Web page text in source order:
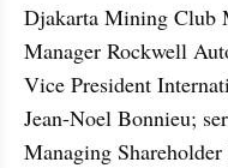
Djakarta Mining Club
Manager Rockwell
Vice President
Jean-Noel Bonnieu;
Managing